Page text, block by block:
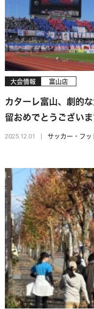
大会情報 富山店
カターレ富山、劇的
留おめでとうござい
2025.12.01 サッカー・フッ